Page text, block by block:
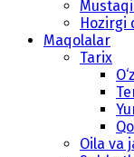
Hozirgi
Maqolalar
Tarix
Oila va